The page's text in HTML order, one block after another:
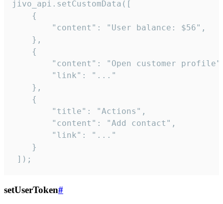
jivo_api.setCustomData([
    {
        "content": "User balance: $56",
    },
    {
"content": "Open customer
        "link": "..."
    },
    {
        "title": "Actions",
        "content": "Add contact",
        "link": "..."
    }
]);
setUserToken#